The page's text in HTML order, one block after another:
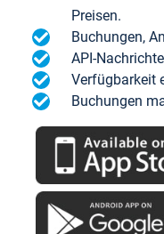
Preisen.
Buchungen,
API-
Verfügbarkeit
Buchungen